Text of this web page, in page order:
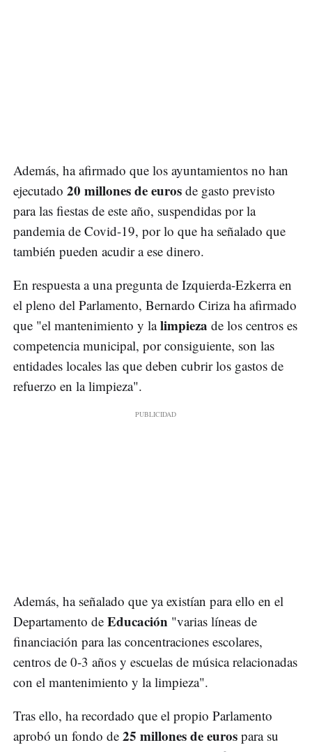
Además, ha afirmado que los ayuntamientos no han
ejecutado 20 millones de euros de gasto previsto
para las fiestas de este año, suspendidas por la
pandemia de Covid-19, por lo que ha señalado que
también pueden acudir a ese dinero.
En respuesta a una pregunta de Izquierda-Ezkerra en
el pleno del Parlamento, Bernardo Ciriza ha afirmado
que "el mantenimiento y lalimpieza de los centros es
competencia municipal, por consiguiente, son las
entidades locales las que deben cubrir los gastos de
refuerzo en la limpieza".
Además, ha señalado que ya existían para ello en el
Departamento de Educación "varias líneas de
financiación para las concentraciones escolares,
centros de 0-3 años y escuelas de música relacionadas
con el mantenimiento y la limpieza".
Tras ello, ha recordado que el propio Parlamento
aprobó un fondo de 25 millones de euros para su